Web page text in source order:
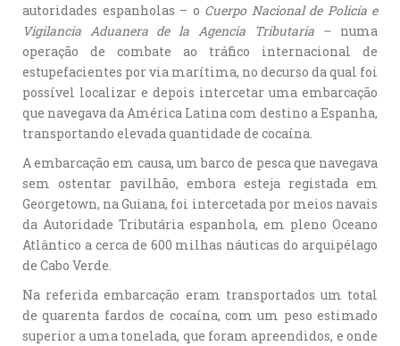
autoridades espanholas – o Cuerpo Nacional de Policía e
Vigilancia Aduanera de la Agencia Tributaria – numa
operação de combate ao tráfico internacional de
estupefacientes por via marítima, no decurso da qual foi
possível localizar e depois intercetar uma embarcação
que navegava da América Latina com destino a Espanha,
transportando elevada quantidade de cocaína.
A embarcação em causa, um barco de pesca que navegava
sem ostentar pavilhão, embora esteja registada em
Georgetown, na Guiana, foi intercetada por meios navais
da Autoridade Tributária espanhola, em pleno Oceano
Atlântico a cerca de 600 milhas náuticas do arquipélago
de Cabo Verde.
Na referida embarcação eram transportados um total
de quarenta fardos de cocaína, com um peso estimado
superior a uma tonelada, que foram apreendidos, e onde